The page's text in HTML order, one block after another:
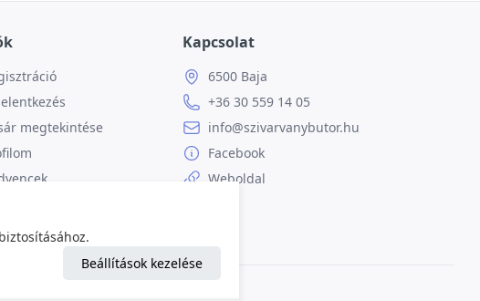
megtekintése
Kapcsolat
6500 Baja
+36 30 559 14 05
info@szivarvanybutor.hu
Facebook
Weboldal
Beállítások kezelése